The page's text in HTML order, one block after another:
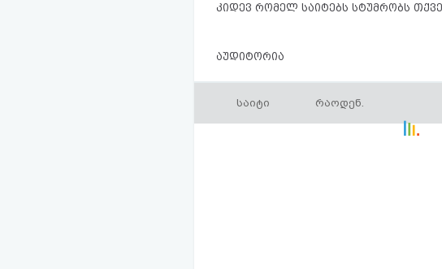
კიდევ რომელ საიტებს სტუმრობს
აუდიტორია
საიტი რაოდენ.